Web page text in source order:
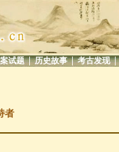
试题 | 历史故事 | 考古发现 |
者